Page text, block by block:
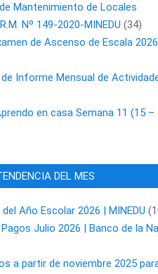
Mantenimiento de Locales
Nº 149-2020-MINEDU (34)
de Ascenso de Escala
Informe Mensual de
en casa Semana 11 (15 –
DEL MES
Año Escolar 2026 | MINEDU
Julio 2026 | Banco de la
a partir de noviembre 2025